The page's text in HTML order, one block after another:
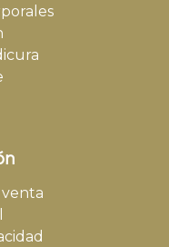
venta